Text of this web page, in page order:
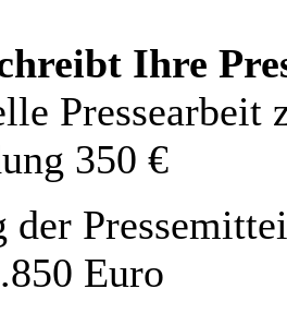
Ihre
Pressearbeit
350 €
der
Euro